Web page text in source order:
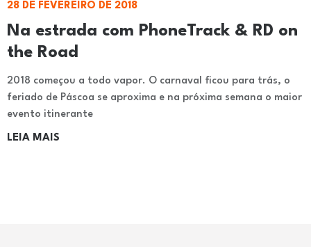
Na estrada com PhoneTrack & RD on
the Road
28 DE FEVEREIRO DE 2018
2018 começou a todo vapor. O carnaval ficou para trás, o
feriado de Páscoa se aproxima e na próxima semana o maior
evento itinerante
LEIA MAIS